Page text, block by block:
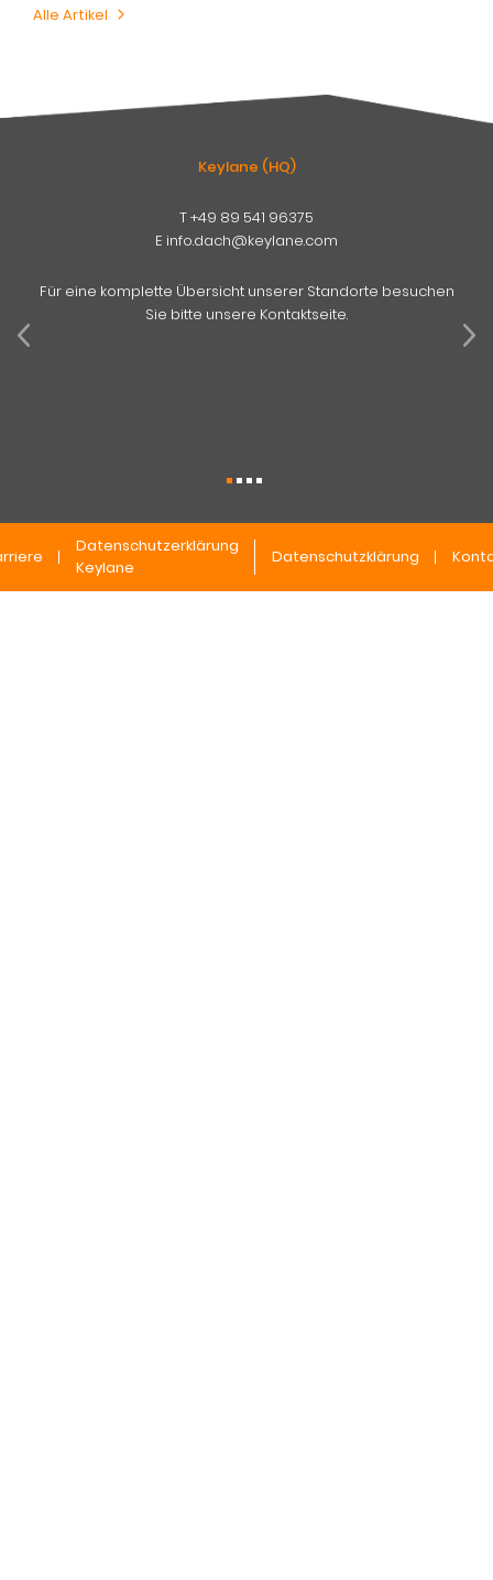
Alle Artikel
Keylane (HQ)
T+49 89 541 96375
E info.dach@keylane.com
Für eine komplette Übersicht unserer Standorte besuchen
Sie bitte unsere Kontaktseite.
Datenschutzerklärung
Keylane
Datenschutzklärung